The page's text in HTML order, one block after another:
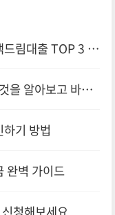
림대출 TOP 3 선
을 알아보고 바로
기 방법
완벽 가이드